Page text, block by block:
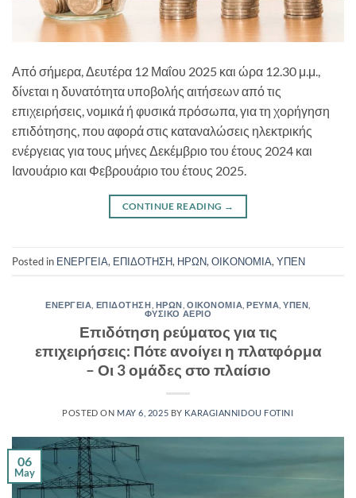
Από σήμερα, Δευτέρα 12 Μαΐου 2025 και ώρα 12.30 μ.μ.,
δίνεται η δυνατότητα υποβολής αιτήσεων από τις
επιχειρήσεις, νομικά ή φυσικά πρόσωπα, για τη χορήγηση
επιδότησης, που αφορά στις καταναλώσεις ηλεκτρικής
ενέργειας για τους μήνες Δεκέμβριο του έτους 2024 και
Ιανουάριο και Φεβρουάριο του έτους 2025.
CONTINUE READING →
Posted in ΕΝΕΡΓΕΙΑ, ΕΠΙΔΟΤΗΣΗ, ΗΡΩΝ, ΟΙΚΟΝΟΜΙΑ, ΥΠΕΝ
ΕΝΕΡΓΕΙΑ ΕΠΙΔΟΤΗΣΗ ΗΡΩΝ ,ΟΙΚΟΝΟΜΙΑ ,ΡΕΥΜΑ ,ΥΠΕΝ
ΦΥΣΙΚΟ ΑΕΡΙΟ
Επιδότηση ρεύματος για τις
επιχειρήσεις: Πότε ανοίγει η πλατφόρμα
– Οι 3 ομάδες στο πλαίσιο
POSTED ON MAY 6, 2025 BY KARAGIANNIDOU FOTINI
06
May